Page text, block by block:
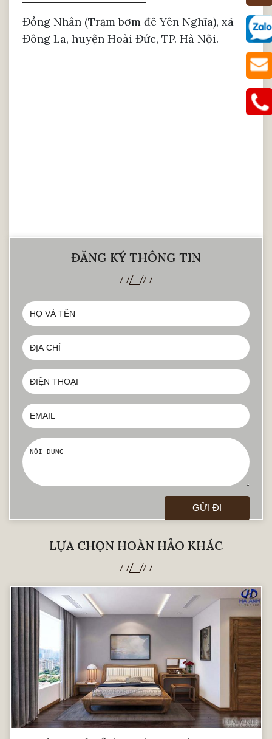
Đồng Nhân (Trạm bơm đê Yên Nghĩa), xã
Đông La, huyện Hoài Đức, TP. Hà Nội.
ĐĂNG KÝ THÔNG TIN
LỰA CHỌN HOÀN HẢO KHÁC